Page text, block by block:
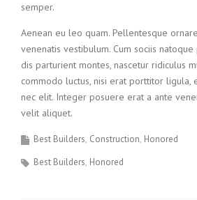
semper.
Aenean eu leo quam. Pellentesque
venenatis vestibulum. Cum sociis
dis parturient montes, nascetur ridiculus
commodo luctus, nisi erat porttitor ligula,
nec elit. Integer posuere erat a ante
velit aliquet.
Best Builders Construction Honored
Best Builders Honored